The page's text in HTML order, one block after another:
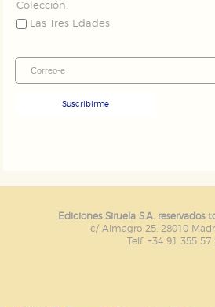
Colección:
Las Tres Edades
Suscribirme
Ediciones Siruela S.A. reservados
c/ Almagro 25. 28010
Telf. +34 91 355 57